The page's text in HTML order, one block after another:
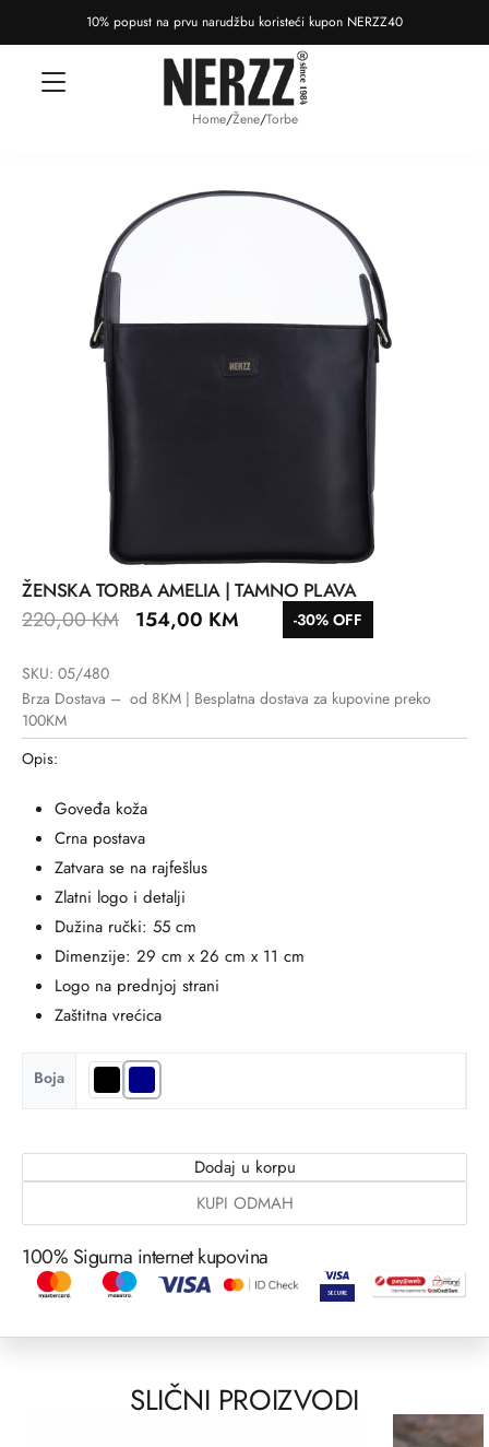
10% popust na prvu narudžbu koristeći kupon NERZZ40
Home/Žene/Torbe
ŽENSKA TORBA AMELIA | TAMNO PLAVA
220,00KM 154,00 KM -30% OFF
SKU: 05/480
Brza Dostava – od 8KM | Besplatna dostava za kupovine preko
100KM
Opis:
Goveđa koža
Crna postava
Zatvara se na rajfešlus
Zlatni logo i detalji
Dužina ručki: 55 cm
Dimenzije: 29 cm x 26 cm x 11 cm
Logo na prednjoj strani
Zaštitna vrećica
Boja
Dodaj u korpu
KUPI ODMAH
100% Sigurna internet kupovina
SLIČNI PROIZVODI